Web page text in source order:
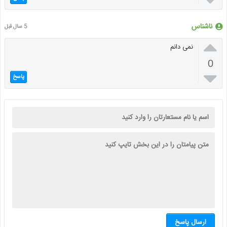
ناشناس 5 سال قبل

0

نمی دانم
پاسخ
ارسال پاسخ